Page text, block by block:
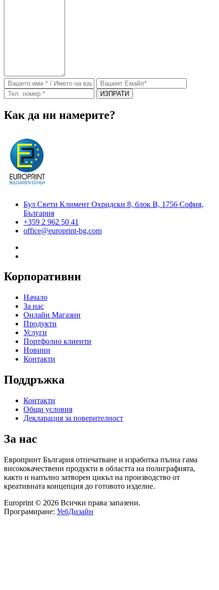
Как да ни намерите?
Бул Свети Климент Охридски 8, блок В, 1756 София,
България
+359 2 962 50 41
office@europrint-bg.com
Корпоративни
Начало
За нас
Онлайн Магазин
Продукти
Услуги
Портфолио клиенти
Новини
Контакти
Поддръжка
Контакти
Общи условия
Декларация за поверителност
За нас
Европринт България отпечатване и изработка пълна гама
висококачествени продукти в областта на полиграфията,
както и напълно затворен цикъл на производство от
креативната концепция до готовото изделие.
Europrint © 2026 Всички права запазени.
Програмиране: УебДизайн